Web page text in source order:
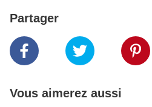
Partager
Vous aimerez aussi